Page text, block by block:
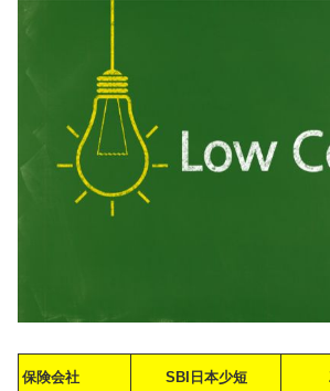
保険会社 SBI日本少短